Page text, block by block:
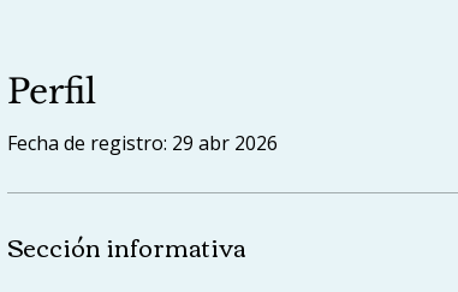
Perfil
Fecha de registro: 29 abr 2026
Sección informativa